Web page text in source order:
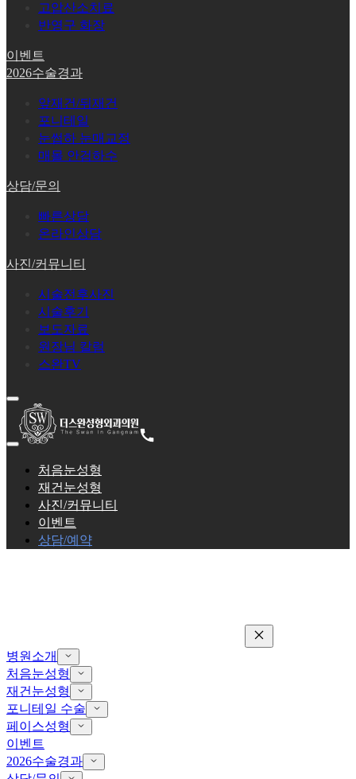
고압산소치료
반영구 화장
이벤트
2026수술경과
앞재건/뒤재건
포니테일
눈썹하 눈매교정
매몰 안검하수
상담/문의
빠른상담
온라인상담
사진/커뮤니티
시술전후사진
시술후기
보도자료
원장님 칼럼
스완TV
처음눈성형
재건눈성형
사진/커뮤니티
이벤트
상담/예약
병원소개
처음눈성형
재건눈성형
포니테일 수술
페이스성형
이벤트
2026수술경과